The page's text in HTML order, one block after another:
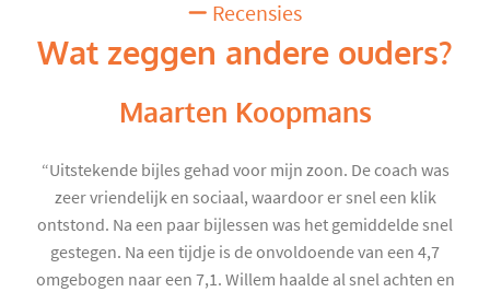
Recensies
Wat zeggen andere ouders?
Maarten Koopmans
“Uitstekende bijles gehad voor mijn zoon. De coach was
zeer vriendelijk en sociaal, waardoor er snel een klik
ontstond. Na een paar bijlessen was het gemiddelde snel
gestegen. Na een tijdje is de onvoldoende van een 4,7
omgebogen naar een 7,1. Willem haalde al snel achten en